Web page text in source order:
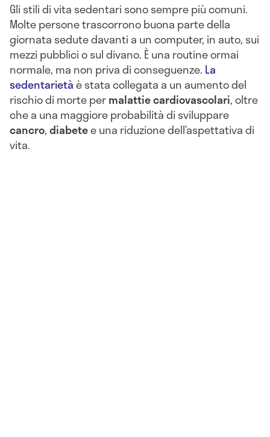
Gli stili di vita sedentari sono sempre più comuni.
Molte persone trascorrono buona parte della
giornata sedute davanti a un computer, in auto, sui
mezzi pubblici o sul divano. È una routine ormai
normale, ma non priva di conseguenze. La
sedentarietàè stata collegata a un aumento del
rischio di morte permalattie cardiovascolari, oltre
che a una maggiore probabilità di sviluppare
cancro,diabetee una riduzione dell’aspettativa di
vita.